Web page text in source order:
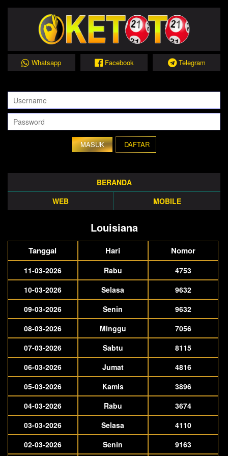
Whatsapp Facebook Telegram
DAFTAR
BERANDA
WEB
MOBILE
Louisiana
Tanggal Hari Nomor
11-03-2026 Rabu
4753
10-03-2026
Selasa
9632
09-03-2026
Senin
9632
08-03-2026
Minggu
7056
07-03-2026
Sabtu
8115
06-03-2026
Jumat
4816
05-03-2026
Kamis
3896
04-03-2026
Rabu
3674
03-03-2026
Selasa
4110
02-03-2026
Senin 9163